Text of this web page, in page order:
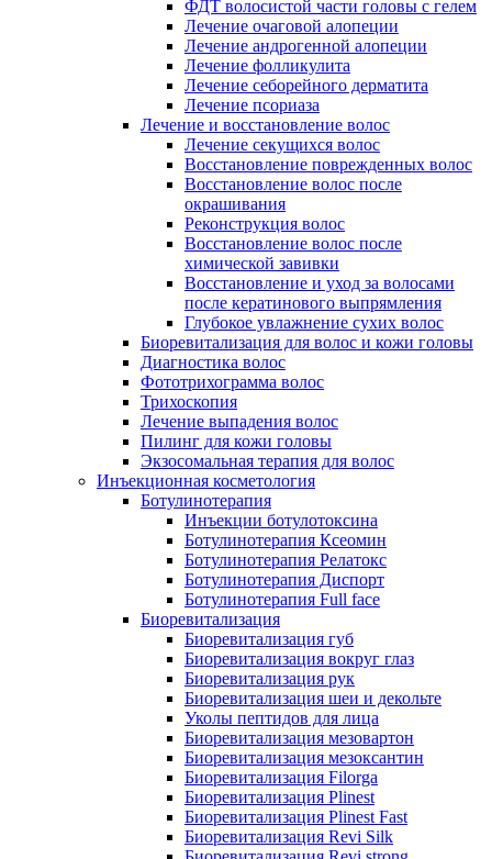
ФДТ волосистой части головы с гелем
Лечение очаговой алопеции
Лечение андрогенной алопеции
Лечение фолликулита
Лечение себорейного дерматита
Лечение псориаза
Лечение и восстановление волос
Лечение секущихся волос
Восстановление поврежденных волос
Восстановление волос после
окрашивания
Реконструкция волос
Восстановление волос после
химической завивки
Восстановление и уход за волосами
после кератинового выпрямления
Глубокое увлажнение сухих волос
Биоревитализация для волос и кожи головы
Диагностика волос
Фототрихограмма волос
Трихоскопия
Лечение выпадения волос
Пилинг для кожи головы
Экзосомальная терапия для волос
Инъекционная косметология
Ботулинотерапия
Инъекции ботулотоксина
Ботулинотерапия Ксеомин
Ботулинотерапия Релатокс
Ботулинотерапия Диспорт
Ботулинотерапия Full face
Биоревитализация
Биоревитализация губ
Биоревитализация вокруг глаз
Биоревитализация рук
Биоревитализация шеи и декольте
Уколы пептидов для лица
Биоревитализация мезовартон
Биоревитализация мезоксантин
Биоревитализация Filorga
Биоревитализация Plinest
Биоревитализация Plinest Fast
Биоревитализация Revi Silk